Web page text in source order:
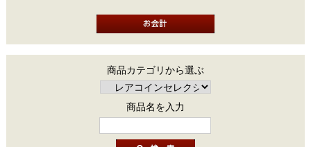
商品カテゴリから選ぶ
商品名を入力